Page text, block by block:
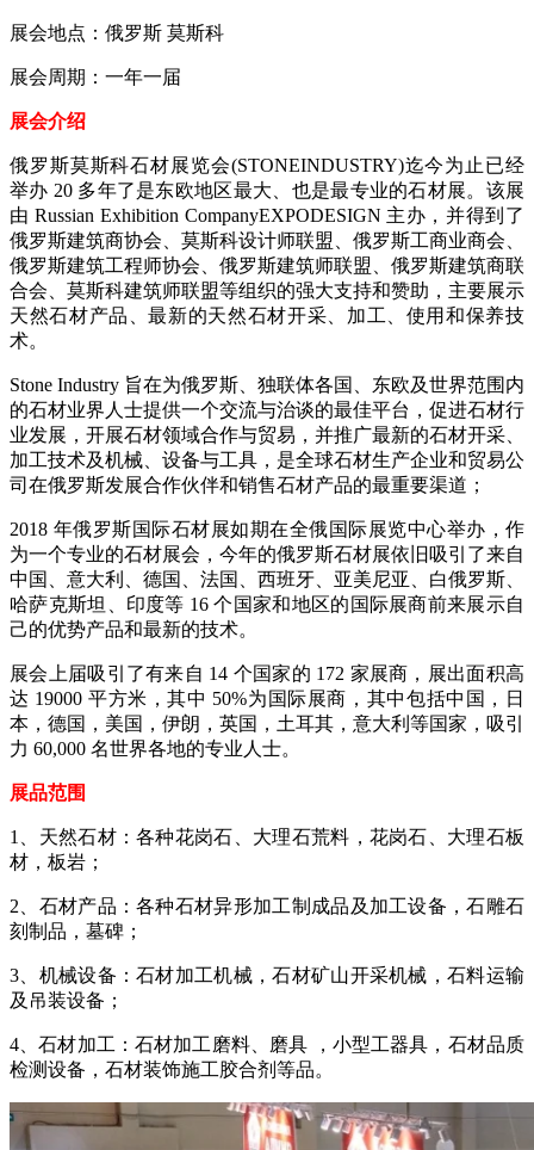
展会地点：俄罗斯 莫斯科
展会周期：一年一届
展会介绍
俄罗斯莫斯科石材展览会(STONEINDUSTRY)迄今为止已经
举办 20 多年了是东欧地区最大、也是最专业的石材展。该展
由 Russian Exhibition CompanyEXPODESIGN 主办，并得到了
俄罗斯建筑商协会、莫斯科设计师联盟、俄罗斯工商业商会、
俄罗斯建筑工程师协会、俄罗斯建筑师联盟、俄罗斯建筑商联
合会、莫斯科建筑师联盟等组织的强大支持和赞助，主要展示
天然石材产品、最新的天然石材开采、加工、使用和保养技
术。
Stone Industry 旨在为俄罗斯、独联体各国、东欧及世界范围内
的石材业界人士提供一个交流与治谈的最佳平台，促进石材行
业发展，开展石材领域合作与贸易，并推广最新的石材开采、
加工技术及机械、设备与工具，是全球石材生产企业和贸易公
司在俄罗斯发展合作伙伴和销售石材产品的最重要渠道；
2018 年俄罗斯国际石材展如期在全俄国际展览中心举办，作
为一个专业的石材展会，今年的俄罗斯石材展依旧吸引了来自
中国、意大利、德国、法国、西班牙、亚美尼亚、白俄罗斯、
哈萨克斯坦、印度等 16 个国家和地区的国际展商前来展示自
己的优势产品和最新的技术。
展会上届吸引了有来自 14 个国家的 172 家展商，展出面积高
达 19000 平方米，其中 50%为国际展商，其中包括中国，日
本，德国，美国，伊朗，英国，土耳其，意大利等国家，吸引
力 60,000 名世界各地的专业人士。
展品范围
1、天然石材：各种花岗石、大理石荒料，花岗石、大理石板
材，板岩；
2、石材产品：各种石材异形加工制成品及加工设备，石雕石
刻制品，墓碑；
3、机械设备：石材加工机械，石材矿山开采机械，石料运输
及吊装设备；
4、石材加工：石材加工磨料、磨具 ，小型工器具，石材品质
检测设备，石材装饰施工胶合剂等品。